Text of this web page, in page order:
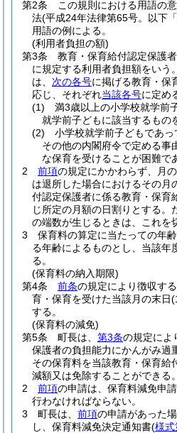
第2条
この規則における用語の
法(平成24年法律第65号。以下
用語の例による。
(利用者負担の額)
第3条
教育・保育給付認定保護
に規定する利用者負担額をいう
は、 次の各号に掲げる教育・保
応じ、それぞれ当該各号に定め
(1)
満3歳以上の小学校就学前
就学前子どもに該当するもの
(2)
小学校就学前子どもであ
その他の内閣府令で定める事
な保育を受けることが困難
2
前項の規定にかかわらず、月
は退所した場合におけるその月
付認定保護者に係る教育・保育
じ所定の月額の日割りとする。
の端数が生じるときは、これを
3
保育料の算定に当たっての年
る年齢によるものとし、当該年
る。
(保育料の納入期限)
第4条
前条の規定により徴収す
育・保育を受けた当該月の末日
する。
(保育料の減免)
第5条
町長は、 第3条の規定によ
保護者の負担能力にかんがみ過
その保育料を当該教育・保育給
減額又は免除することができる。
2
前項の申請は、保育料減免申
行わなければならない。
3
町長は、 前項の申請があった
し、保育料減免決定通知書(様式